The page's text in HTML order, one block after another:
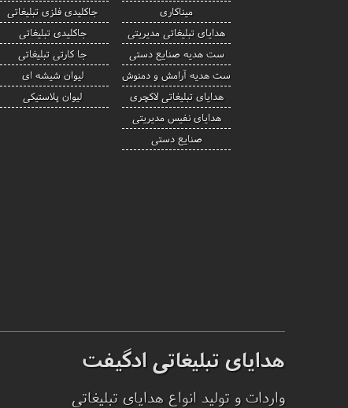
میناکاری
هدایای تبلیغاتی مدیریتی
ست هدیه صنایع دستی
ست هدیه آرامش و دمنوش
هدایای تبلیغاتی لاکچری
هدایای نفیس مدیریتی
صنایع دستی
جاکلیدی فلزی تبلیغاتی
جاکلیدی تبلیغاتی
جا کارتی تبلیغاتی
لیوان شیشه ای
لیوان پلاستیکی
هدایای تبلیغاتی ادگیفت
واردات و تولید انواع هدایای تبلیغاتی